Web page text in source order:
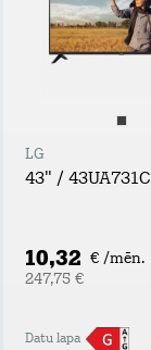
LG
43" / 43UA731C
10,32 € /mēn.
247,75 €
Datu lapa